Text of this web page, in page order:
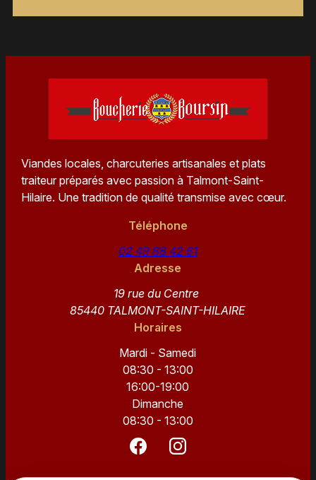
Viandes locales, charcuteries artisanales et plats
traiteur préparés avec passion à Talmont-Saint-
Hilaire. Une tradition de qualité transmise avec cœur.
Téléphone
02 49 88 42 61
Adresse
19 rue du Centre
85440 TALMONT-SAINT-HILAIRE
Horaires
Mardi - Samedi
08:30 - 13:00
16:00-19:00
Dimanche
08:30 - 13:00